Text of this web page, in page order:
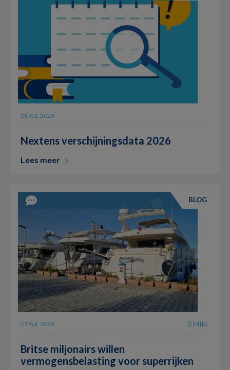
28 JUL 2026
Nextens verschijningsdata 2026
Lees meer
BLOG
27 JUL 2026 3 MIN
Britse miljonairs willen
vermogensbelasting voor superrijken